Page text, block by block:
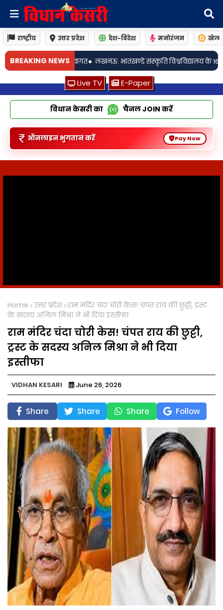
राष्ट्रीय उत्तर प्रदेश देश-विदेश मनोरंजन खेल
BREAKING NEWS
विश्वविद्यालय के 16वें दीक्षांत समारोह में श्रीमती संध्या मित्रा (पाचोनिया) को
Live TV E-Paper
विधान केसरी का चैनलJOIN करें
ऑनलाइन भुगतान करें Pay Now
Home उत्तर प्रदेश राम मंदिर चंदा चोरी केस! चंपत राय की छुट्टी, ट्रस्ट
के सदस्य अनिल मिश्रा ने भी दिया इस्तीफा
राम मंदिर चंदा चोरी केस! चंपत राय की छुट्टी,
ट्रस्ट के सदस्य अनिल मिश्रा ने भी दिया
इस्तीफा
VIDHAN KESARI June 26, 2026
Share Share Share Follow